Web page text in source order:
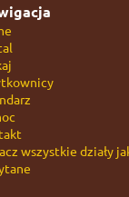
wszystkie działy